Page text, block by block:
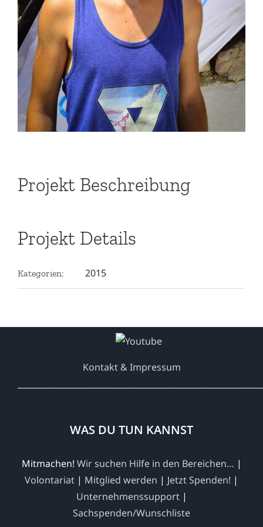
Projekt Beschreibung
Projekt Details
Kategorien: 2015
Kontakt & Impressum
WAS DU TUN KANNST
Mitmachen! Wir suchen Hilfe in den Bereichen… |
Volontariat | Mitglied werden | Jetzt Spenden! |
Unternehmenssupport|
Sachspenden/Wunschliste